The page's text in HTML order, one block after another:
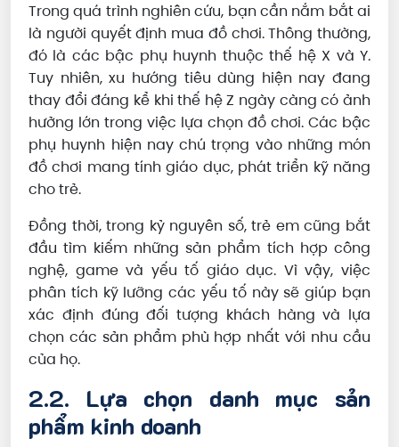
Trong quá trình nghiên cứu, bạn cần nắm bắt ai
là người quyết định mua đồ chơi. Thông thường,
đó là các bậc phụ huynh thuộc thế hệ X và Y.
Tuy nhiên, xu hướng tiêu dùng hiện nay đang
thay đổi đáng kể khi thế hệ Z ngày càng có ảnh
hưởng lớn trong việc lựa chọn đồ chơi. Các bậc
phụ huynh hiện nay chú trọng vào những món
đồ chơi mang tính giáo dục, phát triển kỹ năng
cho trẻ.
Đồng thời, trong kỷ nguyên số, trẻ em cũng bắt
đầu tìm kiếm những sản phẩm tích hợp công
nghệ, game và yếu tố giáo dục. Vì vậy, việc
phân tích kỹ lưỡng các yếu tố này sẽ giúp bạn
xác định đúng đối tượng khách hàng và lựa
chọn các sản phẩm phù hợp nhất với nhu cầu
của họ.
2.2. Lựa chọn danh mục sản
phẩm kinh doanh